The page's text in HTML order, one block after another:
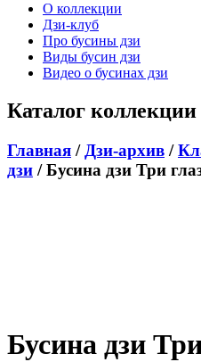
О коллекции
Дзи-клуб
Про бусины дзи
Виды бусин дзи
Видео о бусинах дзи
Каталог коллекции
Главная / Дзи-архив /
дзи / Бусина дзи Три
Бусина дзи